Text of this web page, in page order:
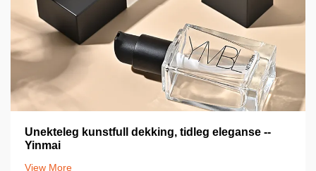
Unekteleg kunstfull dekking, tidleg eleganse --
Yinmai
View More